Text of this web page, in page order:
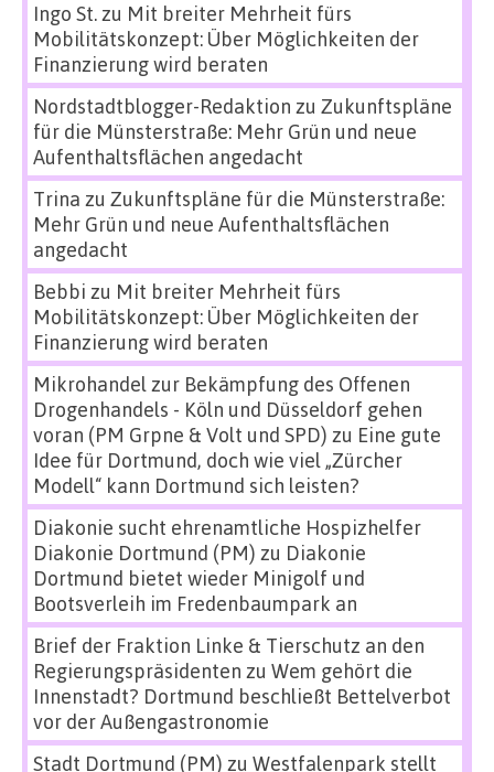
Ingo St.zu Mit breiter Mehrheit fürs
Mobilitätskonzept: Über Möglichkeiten der
Finanzierung wird beraten
Nordstadtblogger-Redaktion zu Zukunftspläne
für die Münsterstraße: Mehr Grün und neue
Aufenthaltsflächen angedacht
Trina zu Zukunftspläne für die Münsterstraße:
Mehr Grün und neue Aufenthaltsflächen
angedacht
Bebbi zu Mit breiter Mehrheit fürs
Mobilitätskonzept: Über Möglichkeiten der
Finanzierung wird beraten
Mikrohandel zur Bekämpfung des Offenen
Drogenhandels - Köln und Düsseldorf gehen
voran (PM Grpne & Volt und SPD) zu Eine gute
Idee für Dortmund, doch wie viel „Zürcher
Modell“ kann Dortmund sich leisten?
Diakonie sucht ehrenamtliche Hospizhelfer
Diakonie Dortmund (PM) zu Diakonie
Dortmund bietet wieder Minigolf und
Bootsverleih im Fredenbaumpark an
Brief der Fraktion Linke & Tierschutz an den
Regierungspräsidenten zu Wem gehört die
Innenstadt? Dortmund beschließt Bettelverbot
vor der Außengastronomie
Stadt Dortmund (PM) zu Westfalenpark stellt